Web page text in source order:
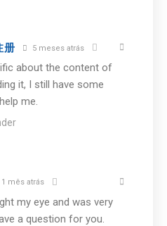
册 5 meses atrás
about the content of
it, I still have some
me.
1 mês atrás
my eye and was very
a question for you.